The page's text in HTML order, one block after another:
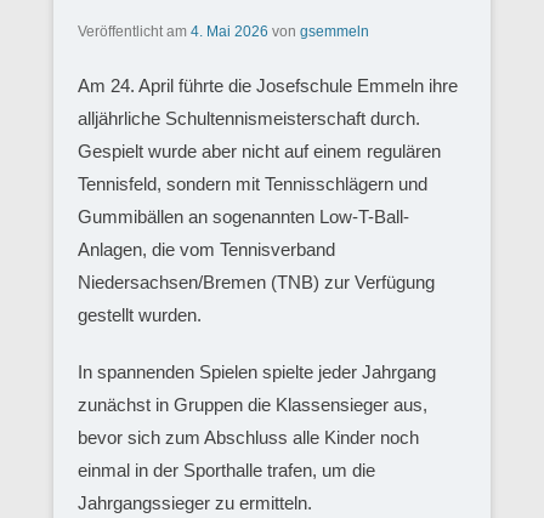
Veröffentlicht am 4. Mai 2026 von gsemmeln
Am 24. April führte die Josefschule Emmeln ihre
alljährliche Schultennismeisterschaft durch.
Gespielt wurde aber nicht auf einem regulären
Tennisfeld, sondern mit Tennisschlägern und
Gummibällen an sogenannten Low-T-Ball-
Anlagen, die vom Tennisverband
Niedersachsen/Bremen (TNB) zur Verfügung
gestellt wurden.
In spannenden Spielen spielte jeder Jahrgang
zunächst in Gruppen die Klassensieger aus,
bevor sich zum Abschluss alle Kinder noch
einmal in der Sporthalle trafen, um die
Jahrgangssieger zu ermitteln.